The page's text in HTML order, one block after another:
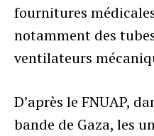
fournitures
notamment des
ventilateurs
D’après le FNUAP,
bande de Gaza, les